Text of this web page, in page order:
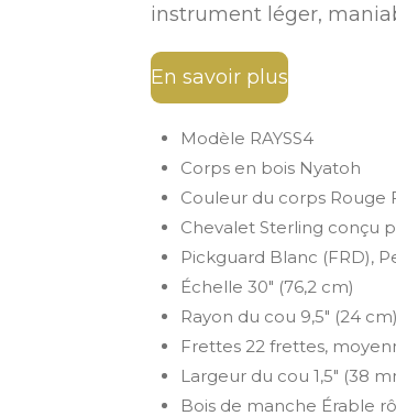
instrument léger,
En savoir plus
Modèle RAYSS4
Corps en bois Nyatoh
Couleur du corps Rouge
Chevalet Sterling conçu
Pickguard Blanc (FRD),
Échelle 30" (76,2 cm)
Rayon du cou 9,5" (24 cm)
Frettes 22 frettes,
Largeur du cou 1,5" (38
Bois de manche Érable